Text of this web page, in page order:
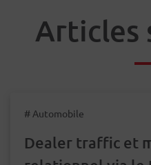
Articles
# Automobile
Dealer traffic et